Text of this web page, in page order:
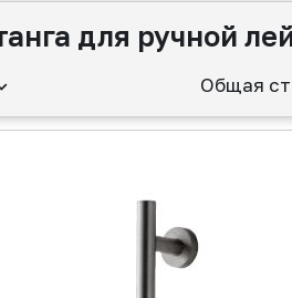
для ручной
Общая